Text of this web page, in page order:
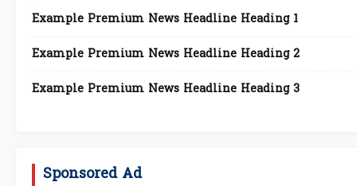
Example Premium News Headline Heading 1
Example Premium News Headline Heading 2
Example Premium News Headline Heading 3
Sponsored Ad